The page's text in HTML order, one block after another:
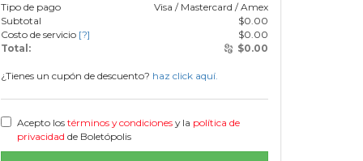
Tipo de pago
Visa / Mastercard / Amex
Subtotal
$0.00
Costo de servicio [?] $0.00
Total:
$0.00
¿Tienes un cupón de descuento? haz click aquí.
Acepto los términos y condiciones y la política de
privacidad de Boletópolis